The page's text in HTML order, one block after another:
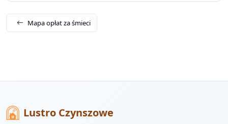
Mapa opłat za śmieci
Lustro Czynszowe